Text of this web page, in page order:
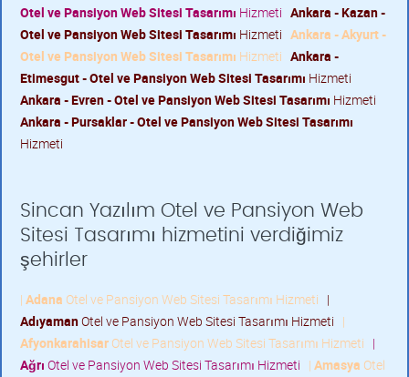
Otel ve Pansiyon Web Sitesi Tasarımı Hizmeti Ankara - Kazan -
Otel ve Pansiyon Web Sitesi Tasarımı Hizmeti Ankara - Akyurt -
Otel ve Pansiyon Web Sitesi Tasarımı Hizmeti Ankara -
Etimesgut - Otel ve Pansiyon Web Sitesi Tasarımı Hizmeti
Ankara - Evren - Otel ve Pansiyon Web Sitesi Tasarımı Hizmeti
Ankara - Pursaklar - Otel ve Pansiyon Web Sitesi Tasarımı
Hizmeti
Sincan Yazılım Otel ve Pansiyon Web
Sitesi Tasarımı hizmetini verdiğimiz
şehirler
| Adana Otel ve Pansiyon Web Sitesi Tasarımı Hizmeti |
AdıyamanOtel ve Pansiyon Web Sitesi Tasarımı Hizmeti |
Afyonkarahisar Otel ve Pansiyon Web Sitesi Tasarımı Hizmeti |
Ağrı Otel ve Pansiyon Web Sitesi Tasarımı Hizmeti | Amasya Otel